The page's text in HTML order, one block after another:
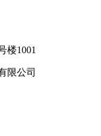
楼1001
限公司